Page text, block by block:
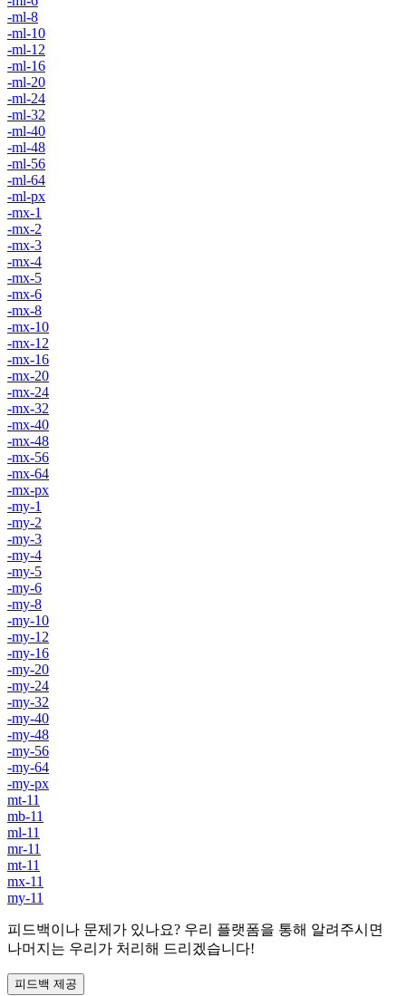
-ml-8
-ml-10
-ml-12
-ml-16
-ml-20
-ml-24
-ml-32
-ml-40
-ml-48
-ml-56
-ml-64
-ml-px
-mx-1
-mx-2
-mx-3
-mx-4
-mx-5
-mx-6
-mx-8
-mx-10
-mx-12
-mx-16
-mx-20
-mx-24
-mx-32
-mx-40
-mx-48
-mx-56
-mx-64
-mx-px
-my-1
-my-2
-my-3
-my-4
-my-5
-my-6
-my-8
-my-10
-my-12
-my-16
-my-20
-my-24
-my-32
-my-40
-my-48
-my-56
-my-64
-my-px
mt-11
mb-11
ml-11
mr-11
mt-11
mx-11
my-11
피드백이나 문제가 있나요? 우리 플랫폼을 통해 알려주시면
나머지는 우리가 처리해 드리겠습니다!
피드백 제공